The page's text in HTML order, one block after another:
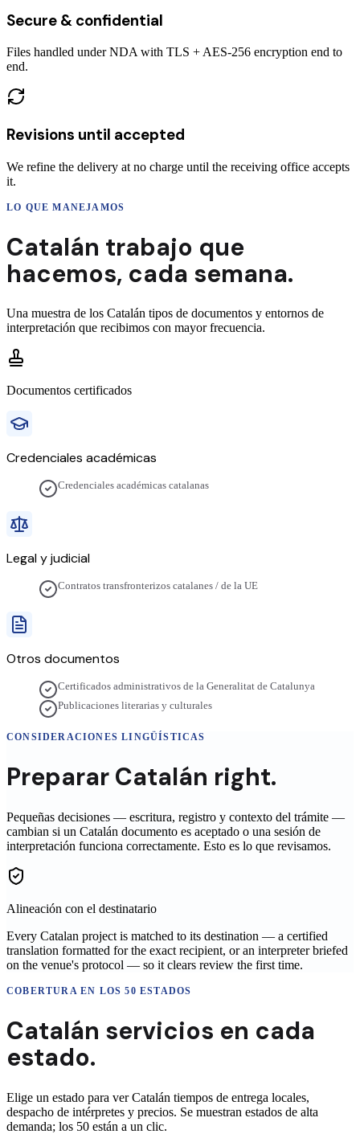
Secure & confidential
Files handled under NDA with TLS + AES-256 encryption end to
end.
Revisions until accepted
We refine the delivery at no charge until the receiving office accepts
it.
LO QUE MANEJAMOS
Catalán trabajo que
hacemos, cada semana.
Una muestra de los Catalán tipos de documentos y entornos de
interpretación que recibimos con mayor frecuencia.
Documentos certificados
Credenciales académicas
Credenciales académicas catalanas
Legal y judicial
Contratos transfronterizos catalanes / de la UE
Otros documentos
Certificados administrativos de la Generalitat de Catalunya
Publicaciones literarias y culturales
CONSIDERACIONES LINGÜÍSTICAS
Preparar Catalán right.
Pequeñas decisiones — escritura, registro y contexto del trámite —
cambian si un Catalán documento es aceptado o una sesión de
interpretación funciona correctamente. Esto es lo que revisamos.
Alineación con el destinatario
Every Catalan project is matched to its destination — a certified
translation formatted for the exact recipient, or an interpreter briefed
on the venue's protocol — so it clears review the first time.
COBERTURA EN LOS 50 ESTADOS
Catalán servicios en cada
estado.
Elige un estado para verCatalán tiempos de entrega locales,
despacho de intérpretes y precios. Se muestran estados de alta
demanda; los 50 están a un clic.